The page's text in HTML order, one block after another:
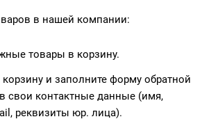
в нашей компании:
товары в корзину.
и заполните форму обратной
свои контактные данные (имя,
реквизиты юр. лица).